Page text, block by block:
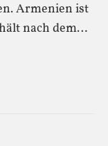
Armenien ist
nach dem…